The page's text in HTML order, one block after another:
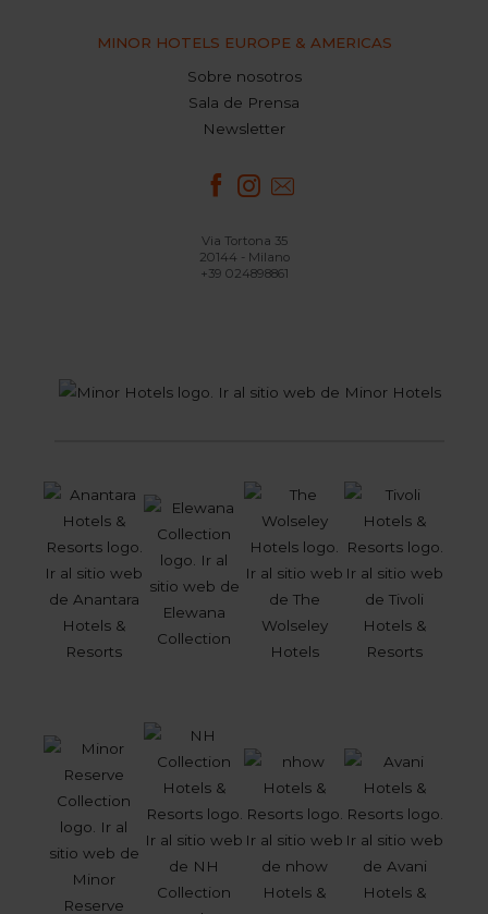
MINOR HOTELS EUROPE & AMERICAS
Sobre nosotros
Sala de Prensa
Newsletter
Via Tortona 35
20144 - Milano
+39 024898861